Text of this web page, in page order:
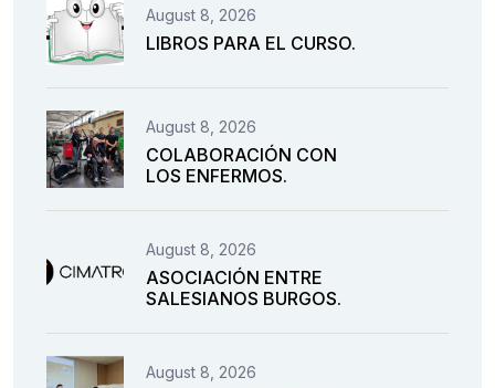
August 8, 2026
LIBROS PARA EL CURSO.
August 8, 2026
COLABORACIÓN CON
LOS ENFERMOS.
August 8, 2026
ASOCIACIÓN ENTRE
SALESIANOS BURGOS.
August 8, 2026